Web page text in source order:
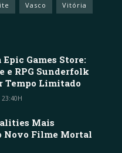
Vasco Vitória
Games Store:
e RPG Sunderfolk
Tempo Limitado
23:40H
Mais
Novo Filme Mortal